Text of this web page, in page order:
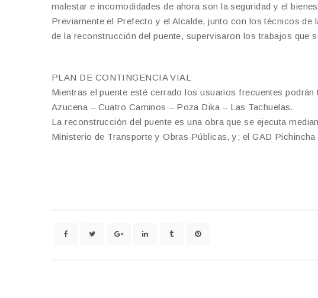
malestar e incomodidades de ahora son la seguridad y el
Previamente el Prefecto y el Alcalde, junto con los técnicos
de la reconstrucción del puente, supervisaron los trabajos que
PLAN DE CONTINGENCIA VIAL
Mientras el puente esté cerrado los usuarios frecuentes
Azucena – Cuatro Caminos – Poza Dika – Las Tachuelas.
La reconstrucción del puente es una obra que se ejecuta
Ministerio de Transporte y Obras Públicas, y; el GAD